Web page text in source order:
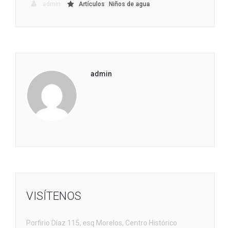
Artículos Niños de agua
admin
VISÍTENOS
Porfirio Díaz 115, esq Morelos, Centro Histórico